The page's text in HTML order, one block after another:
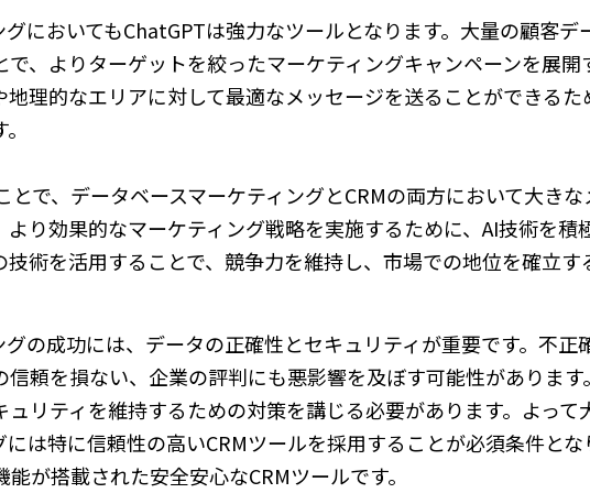
においてもChatGPTは強力なツールとなります。大量の顧客デ
、よりターゲットを絞ったマーケティングキャンペーンを展開
理的なエリアに対して最適なメッセージを送ることができるた
とで、データベースマーケティングとCRMの両方において大き
り効果的なマーケティング戦略を実施するために、AI技術を積
術を活用することで、競争力を維持し、市場での地位を確立す
の成功には、データの正確性とセキュリティが重要です。不正
頼を損ない、企業の評判にも悪影響を及ぼす可能性があります
リティを維持するための対策を講じる必要があります。よって
は特に信頼性の高いCRMツールを採用することが必須条件とな
能が搭載された安全安心なCRMツールです。